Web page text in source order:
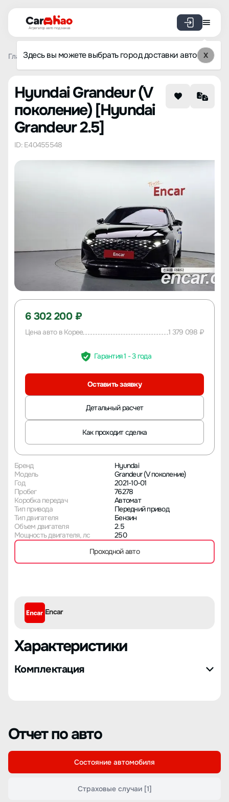
Агрегатор авто под заказ
Здесь вы можете выбрать город доставки авто X
Главная Каталог авто из Кореи Hyundai Grandeur (V
Hyundai Grandeur (V
поколение) [Hyundai
Grandeur 2.5]
ID: E40455548
6 302 200 ₽
Цена авто в Корее 1 379 098 ₽
Гарантия 1 - 3 года
Оставить заявку
Детальный расчет
Как проходит сделка
Бренд
Hyundai
Модель
Grandeur (V поколение)
Год
2021-10-01
Пробег
76278
Коробка передач
Автомат
Тип привода
Передний привод
Тип двигателя
Бензин
Объем двигателя
2.5
Мощность двигателя, лс
250
Проходной авто
Encar
Характеристики
Комплектация
Отчет по авто
Состояние автомобиля
Страховые случаи [1]